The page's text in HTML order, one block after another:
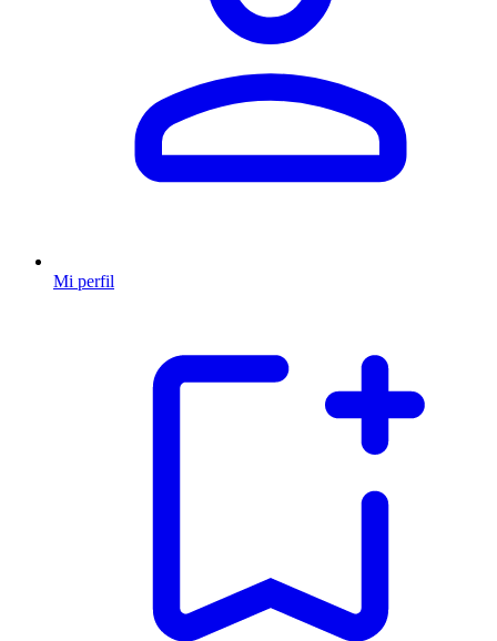
Mi perfil